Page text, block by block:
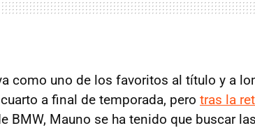
como uno de los favoritos al título y a
a final de temporada, pero tras la
BMW, Mauno se ha tenido que buscar